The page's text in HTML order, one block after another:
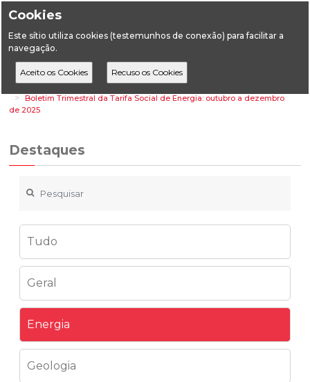
Cookies
Este sítio utiliza cookies (testemunhos de conexão) para facilitar a
navegação.
HomeDestaques
Energia
Boletim Trimestral da Tarifa Social de Energia: outubro a dezembro
de 2025
Destaques
Tudo
Geral
Energia
Geologia